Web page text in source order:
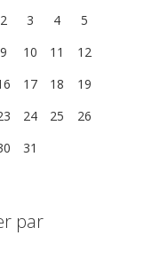
2 3 4
5
9 10 11
12
17 18
19
24 25
26
31
par